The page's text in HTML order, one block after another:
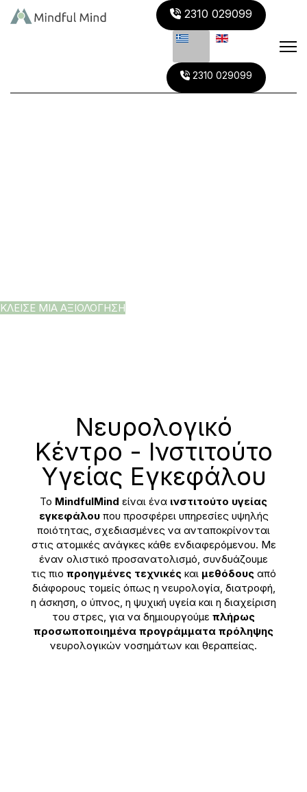
2310 029099
2310 029099
Νευρολογικό
ΚΛΕΙΣΕ ΜΙΑ ΑΞΙΟΛΟΓΗΣΗ
Νευρολογικό
Κέντρο - Ινστιτούτο
Yγείας Eγκεφάλου
Το MindfulMind είναι ένα ινστιτούτο υγείας
εγκεφάλου που προσφέρει υπηρεσίες υψηλής
ποιότητας, σχεδιασμένες να ανταποκρίνονται
στις ατομικές ανάγκες κάθε ενδιαφερόμενου. Με
έναν ολιστικό προσανατολισμό, συνδυάζουμε
τις πιο προηγμένες τεχνικές και μεθόδους από
διάφορους τομείς όπως η νευρολογία, διατροφή,
η άσκηση, ο ύπνος, η ψυχική υγεία και η διαχείριση
του στρες, για να δημιουργούμε πλήρως
προσωποποιημένα προγράμματα πρόληψης
νευρολογικών νοσημάτων και θεραπείας.